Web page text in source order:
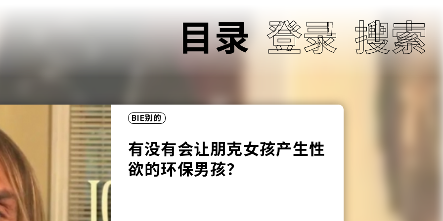
目录 登录 搜索
BIE别的
有没有会让朋克女孩产生性
欲的环保男孩？